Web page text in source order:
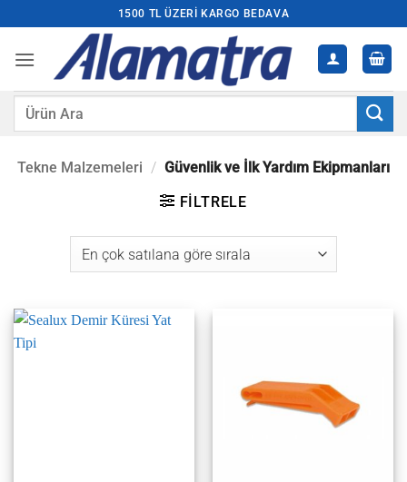
atla
1500 TL ÜZERI KARGO BEDAVA
Ara:
Tekne Malzemeleri / Güvenlik ve İlk Yardım Ekipmanları
FILTRELE